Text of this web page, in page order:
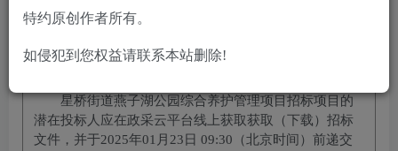
您当前未登录！建议登陆后购买，可保存购买订单
星桥街道燕子湖公园综合养护管理项目招标项目的
潜在投标人应在政采云平台线上获取获取（下载）招标
文件，并于2025年01月23日 09:30 （北京时间）前递交
特约原创作者所有。
如侵犯到您权益请联系本站删除!